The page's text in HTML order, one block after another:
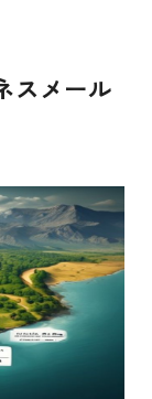
スメール